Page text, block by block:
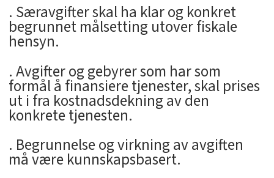
. Særavgifter skal ha klar og konkret
begrunnet målsetting utover fiskale
hensyn.
. Avgifter og gebyrer som har som
formål å finansiere tjenester, skal prises
ut i fra kostnadsdekning av den
konkrete tjenesten.
. Begrunnelse og virkning av avgiften
må være kunnskapsbasert.